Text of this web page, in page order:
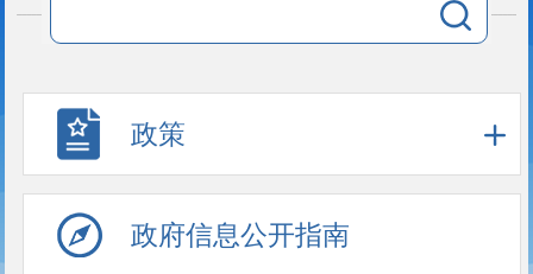
政策
政府信息公开指南